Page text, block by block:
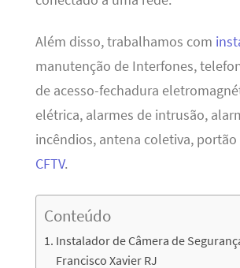
Além disso, trabalhamos com
manutenção de Interfones,
de acesso-fechadura
elétrica, alarmes de intrusão,
incêndios, antena coletiva,
CFTV.
Conteúdo
Instalador de Câmera de
Francisco Xavier RJ